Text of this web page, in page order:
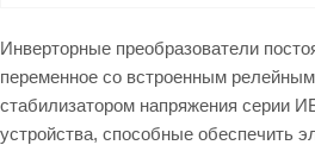
Инверторные преобразователи
переменное со встроенным
стабилизатором напряжения серии
устройства, способные обеспечить